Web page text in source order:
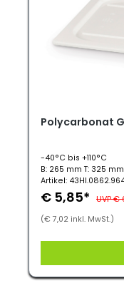
Polycarbonat
-40°C bis +110°C
B: 265 mm T: 325 mm
Artikel:
€ 5,85* UVP €
(€ 7,02 inkl. MwSt.)